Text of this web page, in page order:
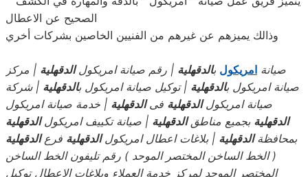
الصحيح عن الاعطال
وذالك يميزهم عن غيرهم من الفنيين الخاصين بشركات أخري
صيانة امريكول بالدقهلية | رقم صيانة امريكولالدقهلية | مركز
صيانة امريكول بالدقهلية | توكيل صيانة امريكول بالدقهلية | شركة
صيانة امريكولالدقهلية فىالدقهلية | خدمة صيانة امريكول
الدقهلية بجميع مناطقالدقهلية | صيانة تكييف امريكولالدقهلية
بمحافظةالدقهلية | بلاغات اعطال امريكولالدقهلية فرعالدقهلية
( الخط الساخن المختصر الموحد ) رقم تليفون الخط الساخن
المختصر الموحد لمركز خدمة العملاء وبلاغات الاعطال توكيل